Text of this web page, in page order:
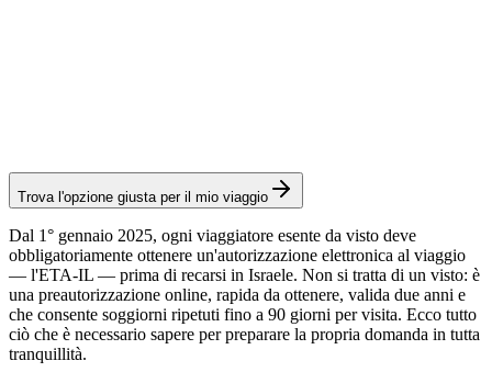
Trova l'opzione giusta per il mio viaggio
Dal 1° gennaio 2025, ogni viaggiatore esente da visto deve
obbligatoriamente ottenere un'autorizzazione elettronica al viaggio
— l'ETA-IL — prima di recarsi in Israele. Non si tratta di un visto: è
una preautorizzazione online, rapida da ottenere, valida due anni e
che consente soggiorni ripetuti fino a 90 giorni per visita. Ecco tutto
ciò che è necessario sapere per preparare la propria domanda in tutta
tranquillità.